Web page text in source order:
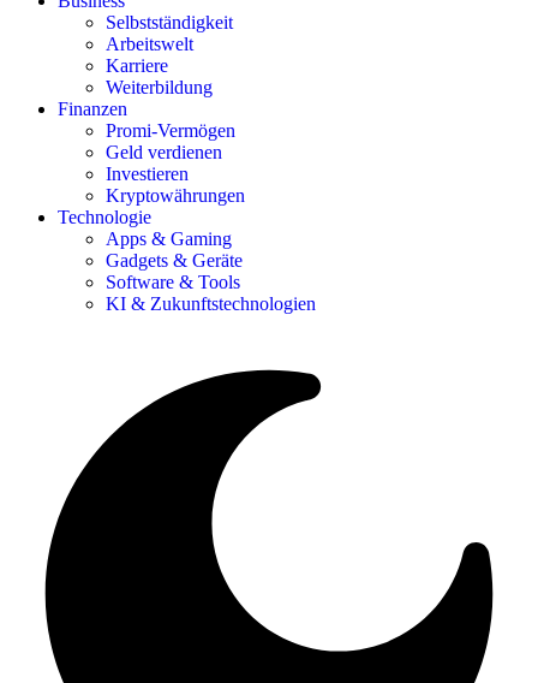
Selbstständigkeit
Arbeitswelt
Karriere
Weiterbildung
Finanzen
Promi-Vermögen
Geld verdienen
Investieren
Kryptowährungen
Technologie
Apps & Gaming
Gadgets & Geräte
Software & Tools
KI & Zukunftstechnologien